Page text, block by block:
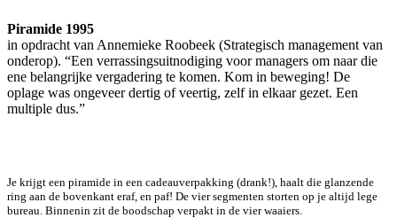
Piramide 1995
in opdracht van Annemieke Roobeek (Strategisch management van
onderop). “Een verrassingsuitnodiging voor managers om naar die
ene belangrijke vergadering te komen. Kom in beweging! De
oplage was ongeveer dertig of veertig, zelf in elkaar gezet. Een
multiple dus.”
Je krijgt een piramide in een cadeauverpakking (drank!), haalt die glanzende
ring aan de bovenkant eraf, en paf! De vier segmenten storten op je altijd lege
bureau. Binnenin zit de boodschap verpakt in de vier waaiers.